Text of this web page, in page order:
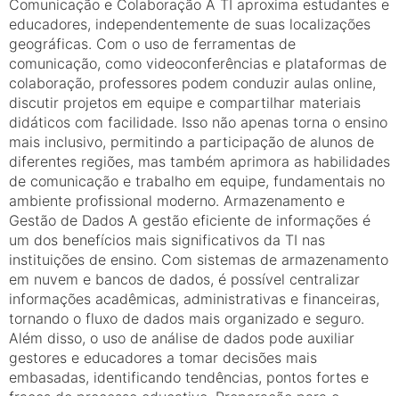
Comunicação e Colaboração A TI aproxima estudantes e
educadores, independentemente de suas localizações
geográficas. Com o uso de ferramentas de
comunicação, como videoconferências e plataformas de
colaboração, professores podem conduzir aulas online,
discutir projetos em equipe e compartilhar materiais
didáticos com facilidade. Isso não apenas torna o ensino
mais inclusivo, permitindo a participação de alunos de
diferentes regiões, mas também aprimora as habilidades
de comunicação e trabalho em equipe, fundamentais no
ambiente profissional moderno. Armazenamento e
Gestão de Dados A gestão eficiente de informações é
um dos benefícios mais significativos da TI nas
instituições de ensino. Com sistemas de armazenamento
em nuvem e bancos de dados, é possível centralizar
informações acadêmicas, administrativas e financeiras,
tornando o fluxo de dados mais organizado e seguro.
Além disso, o uso de análise de dados pode auxiliar
gestores e educadores a tomar decisões mais
embasadas, identificando tendências, pontos fortes e